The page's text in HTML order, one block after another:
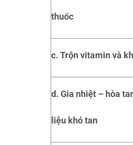
thuốc
c. Trộn vitamin và
d. Gia nhiệt – hòa
liệu khó tan